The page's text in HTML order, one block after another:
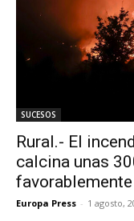
SUCESOS
Rural.- El
calcina unas
favorablemente
Europa Press - 1 agosto,